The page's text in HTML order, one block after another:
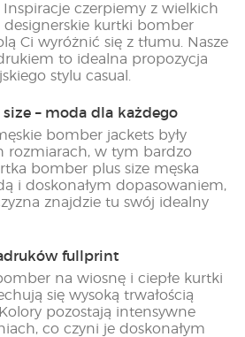
czerpiemy z wielkich
designerskie kurtki bomber
Ci wyróżnić się z tłumu. Nasze
to idealna propozycja
stylu casual.
– moda dla każdego
bomber jackets były
rozmiarach, w tym bardzo
bomber plus size męska
i doskonałym dopasowaniem,
znajdzie tu swój idealny
fullprint
na wiosnę i ciepłe kurtki
się wysoką trwałością
pozostają intensywne
co czyni je doskonałym